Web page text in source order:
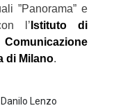
”Panorama” e
l’ Istituto di
di Milano.
Danilo Lenzo